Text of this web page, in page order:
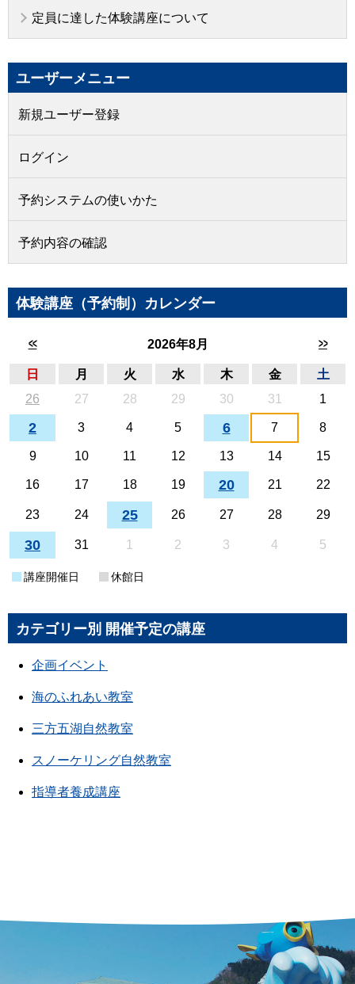
定員に達した体験講座について
ユーザーメニュー
新規ユーザー登録
ログイン
予約システムの使いかた
予約内容の確認
体験講座（予約制）カレンダー
<< 2026年8月 >>
日 月 火 水 木 金
土
26
27 28 29 30 31 1
2 3 4 5 6 7 8
9 10 11 12 13 14 15
16 17 18 19 20 21 22
23 24 25 26 27 28 29
30 31 1 2 3 4 5
講座開催日 休館日
カテゴリー別 開催予定の講座
企画イベント
海のふれあい教室
三方五湖自然教室
スノーケリング自然教室
指導者養成講座